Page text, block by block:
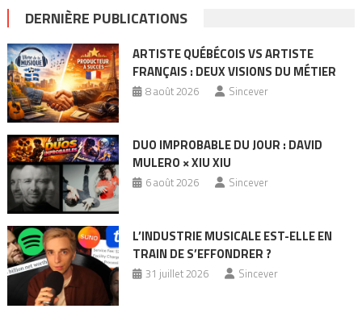
DERNIÈRE PUBLICATIONS
ARTISTE QUÉBÉCOIS VS ARTISTE
FRANÇAIS : DEUX VISIONS DU MÉTIER
8 août 2026 Sincever
DUO IMPROBABLE DU JOUR : DAVID
MULERO × XIU XIU
6 août 2026 Sincever
L’INDUSTRIE MUSICALE EST-ELLE EN
TRAIN DE S’EFFONDRER ?
31 juillet 2026 Sincever